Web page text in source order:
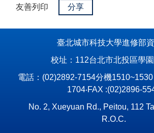
友善列印 分享
臺北城市科技大學進修部
校址：112台北市北投區學園
電話：(02)2892-7154分機1510~1530
1704‧FAX :(02)2896-
No. 2, Xueyuan Rd., Peitou, 112
R.O.C.